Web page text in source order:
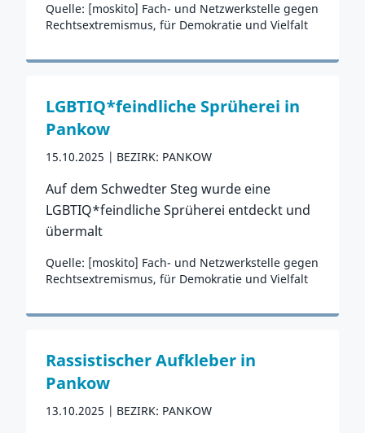
Quelle: [moskito] Fach- und Netzwerkstelle gegen
Rechtsextremismus, für Demokratie und Vielfalt
Zum Vorfall
LGBTIQ*feindliche Sprüherei in
Pankow
15.10.2025 BEZIRK: PANKOW
Auf dem Schwedter Steg wurde eine
LGBTIQ*feindliche Sprüherei entdeckt und
übermalt
Quelle: [moskito] Fach- und Netzwerkstelle gegen
Rechtsextremismus, für Demokratie und Vielfalt
Zum Vorfall
Rassistischer Aufkleber in
Pankow
13.10.2025 BEZIRK: PANKOW